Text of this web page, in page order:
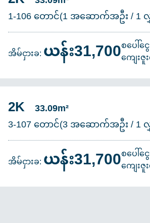
1-106 တောင်(1 အဆောက်အဦး / 1
အိမ်ငှားခ:ယန်း31,700စပေါ်ငွ
ကျေးဇူ
2K 33.09m²
3-107 တောင်(3 အဆောက်အဦး / 1
အိမ်ငှားခ:ယန်း31,700စပေါ်ငွ
ကျေးဇူ